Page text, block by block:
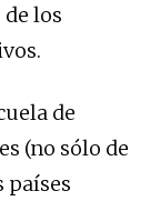
los
de
(no sólo de
países